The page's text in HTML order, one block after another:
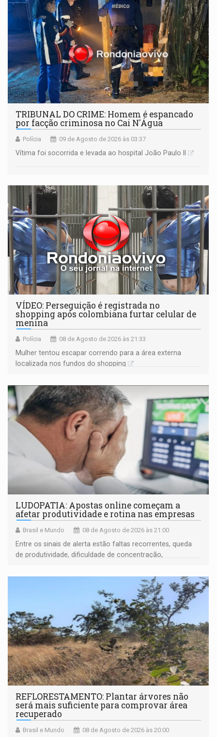
TRIBUNAL DO CRIME: Homem é espancado
por facção criminosa no Cai N'Água
Polícia 09 de Agosto de 2026 às 03:37
Vítima foi socorrida e levada ao hospital João Paulo II
VÍDEO: Perseguição é registrada no
shopping após colombiana furtar celular de
menina
Polícia 08 de Agosto de 2026 às 21:33
Mulher tentou escapar correndo para a área externa
localizada nos fundos do shopping
LUDOPATIA: Apostas online começam a
afetar produtividade e rotina nas empresas
Brasil e Mundo 08 de Agosto de 2026 às 21:00
Entre os sinais de alerta estão faltas recorrentes, queda
de produtividade, dificuldade de concentração,
REFLORESTAMENTO: Plantar árvores não
será mais suficiente para comprovar área
recuperado
Brasil e Mundo 08 de Agosto de 2026 às 20:00